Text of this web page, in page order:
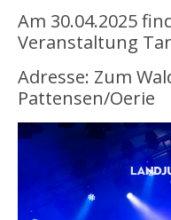
Am 30.04.2025 findet wieder unsere
Veranstaltung
Adresse: Zum
Pattensen/Oerie